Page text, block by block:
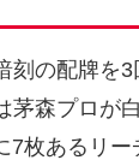
の配牌を3
森プロが
枚あるリー